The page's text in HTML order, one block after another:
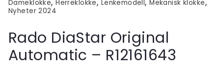
Dameklokke Herreklokke Lenkemodell Mekanisk klokke
Nyheter 2024
Rado DiaStar Original
Automatic – R12161643